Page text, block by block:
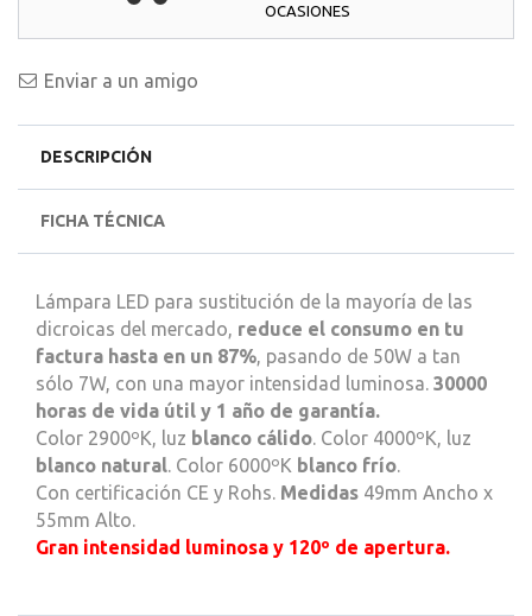
OCASIONES
Enviar a un amigo
DESCRIPCIÓN
FICHA TÉCNICA
Lámpara LED para sustitución de la mayoría de las
dicroicas del mercado, reduce el consumo en tu
factura hasta en un 87%, pasando de 50W a tan
sólo 7W, con una mayor intensidad luminosa. 30000
horas de vida útil y 1 año de garantía.
Color 2900ºK, luz blanco cálido. Color 4000ºK, luz
blanco natural. Color 6000ºK blanco frío.
Con certificación CE y Rohs. Medidas 49mm Ancho x
55mm Alto.
Gran intensidad luminosa y 120º de apertura.